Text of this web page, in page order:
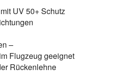
UV 50+ Schutz
–
Flugzeug geeignet
Rückenlehne